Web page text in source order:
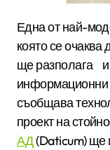
Една от най-­модерните болници на Балканите,
която се
ще разполага и
информационни
съобщава
проект на
АД(Daticum) ще